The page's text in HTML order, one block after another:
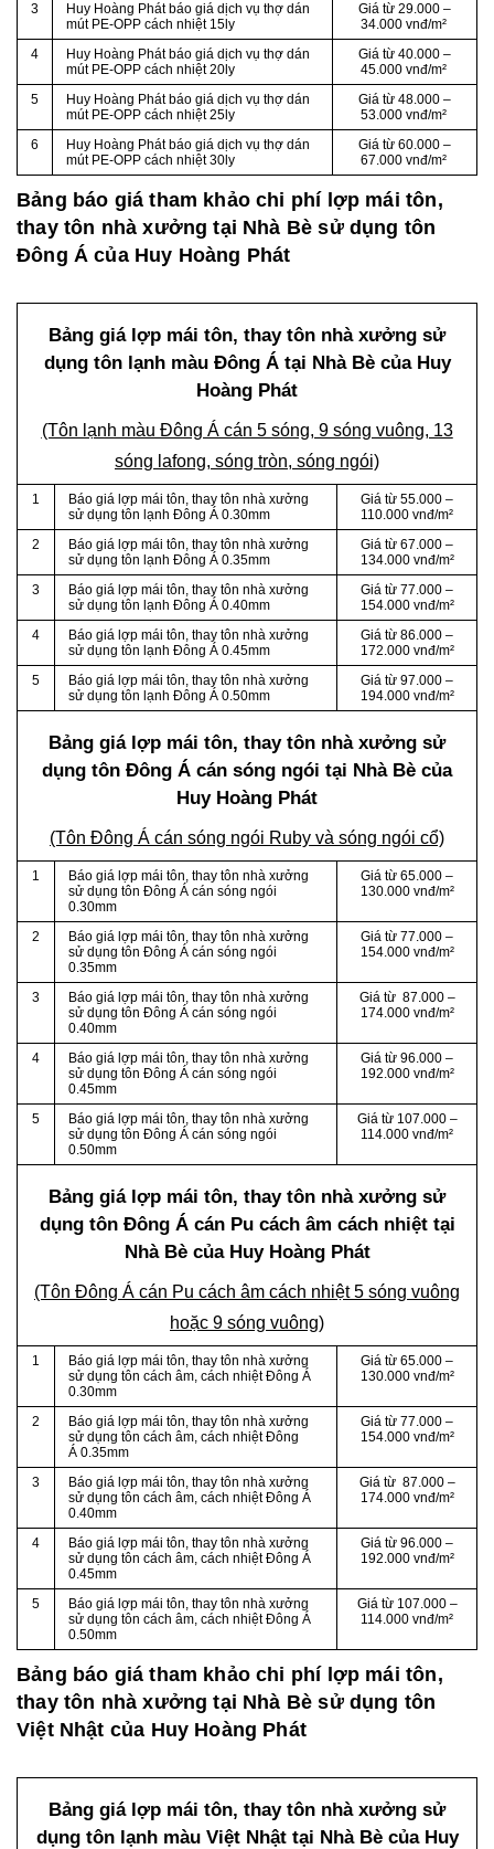
3
Huy Hoàng Phát báo giá dịch vụ thợ dán
mút PE-OPP cách nhiệt 15ly
Giá từ 29.000 –
34.000 vnđ/m²
4
Huy Hoàng Phát báo giá dịch vụ thợ dán
mút PE-OPP cách nhiệt 20ly
Giá từ 40.000 –
45.000 vnđ/m²
5
Huy Hoàng Phát báo giá dịch vụ thợ dán
mút PE-OPP cách nhiệt 25ly
Giá từ 48.000 –
53.000 vnđ/m²
6
Huy Hoàng Phát báo giá dịch vụ thợ dán
mút PE-OPP cách nhiệt 30ly
Giá từ 60.000 –
67.000 vnđ/m²
Bảng báo giá tham khảo chi phí lợp mái tôn,
thay tôn nhà xưởng tại Nhà Bè sử dụng tôn
Đông Á của Huy Hoàng Phát
Bảng giá lợp mái tôn, thay tôn nhà xưởng sử
dụng tôn lạnh màu Đông Á tại Nhà Bè của Huy
Hoàng Phát
(Tôn lạnh màu Đông Á cán 5 sóng, 9 sóng vuông, 13
sóng lafong, sóng tròn, sóng ngói)
1
Báo giá lợp mái tôn, thay tôn nhà xưởng
sử dụng tôn lạnh Đông Á 0.30mm
Giá từ 55.000 –
110.000 vnđ/m²
2
Báo giá lợp mái tôn, thay tôn nhà xưởng
sử dụng tôn lạnh Đông Á 0.35mm
Giá từ 67.000 –
134.000 vnđ/m²
3
Báo giá lợp mái tôn, thay tôn nhà xưởng
sử dụng tôn lạnh Đông Á 0.40mm
Giá từ 77.000 –
154.000 vnđ/m²
4
Báo giá lợp mái tôn, thay tôn nhà xưởng
sử dụng tôn lạnh Đông Á 0.45mm
Giá từ 86.000 –
172.000 vnđ/m²
5
Báo giá lợp mái tôn, thay tôn nhà xưởng
sử dụng tôn lạnh Đông Á 0.50mm
Giá từ 97.000 –
194.000 vnđ/m²
Bảng giá lợp mái tôn, thay tôn nhà xưởng sử
dụng tôn Đông Á cán sóng ngói tại Nhà Bè của
Huy Hoàng Phát
(Tôn Đông Á cán sóng ngói Ruby và sóng ngói cổ)
1
Báo giá lợp mái tôn, thay tôn nhà xưởng
sử dụng tôn Đông Á cán sóng ngói
0.30mm
Giá từ 65.000 –
130.000 vnđ/m²
2
Báo giá lợp mái tôn, thay tôn nhà xưởng
sử dụng tôn Đông Á cán sóng ngói
0.35mm
Giá từ 77.000 –
154.000 vnđ/m²
3
Báo giá lợp mái tôn, thay tôn nhà xưởng
sử dụng tôn Đông Á cán sóng ngói
0.40mm
Giá từ 87.000 –
174.000 vnđ/m²
4
Báo giá lợp mái tôn, thay tôn nhà xưởng
sử dụng tôn Đông Á cán sóng ngói
0.45mm
Giá từ 96.000 –
192.000 vnđ/m²
5
Báo giá lợp mái tôn, thay tôn nhà xưởng
sử dụng tôn Đông Á cán sóng ngói
0.50mm
Giá từ 107.000 –
114.000 vnđ/m²
Bảng giá lợp mái tôn, thay tôn nhà xưởng sử
dụng tôn Đông Á cán Pu cách âm cách nhiệt tại
Nhà Bè của Huy Hoàng Phát
(Tôn Đông Á cán Pu cách âm cách nhiệt 5 sóng vuông
hoặc 9 sóng vuông)
1
Báo giá lợp mái tôn, thay tôn nhà xưởng
sử dụng tôn cách âm, cách nhiệt Đông Á
0.30mm
Giá từ 65.000 –
130.000 vnđ/m²
2
Báo giá lợp mái tôn, thay tôn nhà xưởng
sử dụng tôn cách âm, cách nhiệt Đông
Á 0.35mm
Giá từ 77.000 –
154.000 vnđ/m²
3
Báo giá lợp mái tôn, thay tôn nhà xưởng
sử dụng tôn cách âm, cách nhiệt Đông Á
0.40mm
Giá từ 87.000 –
174.000 vnđ/m²
4
Báo giá lợp mái tôn, thay tôn nhà xưởng
sử dụng tôn cách âm, cách nhiệt Đông Á
0.45mm
Giá từ 96.000 –
192.000 vnđ/m²
5
Báo giá lợp mái tôn, thay tôn nhà xưởng
sử dụng tôn cách âm, cách nhiệt Đông Á
0.50mm
Giá từ 107.000 –
114.000 vnđ/m²
Bảng báo giá tham khảo chi phí lợp mái tôn,
thay tôn nhà xưởng tại Nhà Bè sử dụng tôn
Việt Nhật của Huy Hoàng Phát
Bảng giá lợp mái tôn, thay tôn nhà xưởng sử
dụng tôn lạnh màu Việt Nhật tại Nhà Bè của Huy